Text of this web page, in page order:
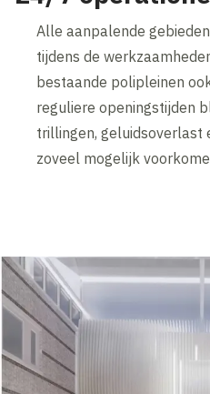
Alle aanpalende
tijdens de
bestaande polipleinen
reguliere openingstijden
trillingen, geluidsoverlast
zoveel mogelijk